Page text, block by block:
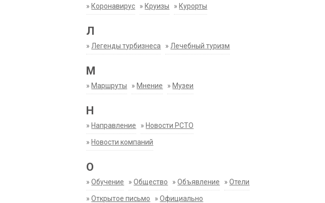
» Коронавирус » Круизы » Курорты
Л
» Легенды турбизнеса » Лечебный туризм
М
» Маршруты » Мнение » Музеи
Н
» Направление » Новости РСТО
» Новости компаний
О
»Обучение »Общество »Объявление »Отели
»Открытое письмо »Официально